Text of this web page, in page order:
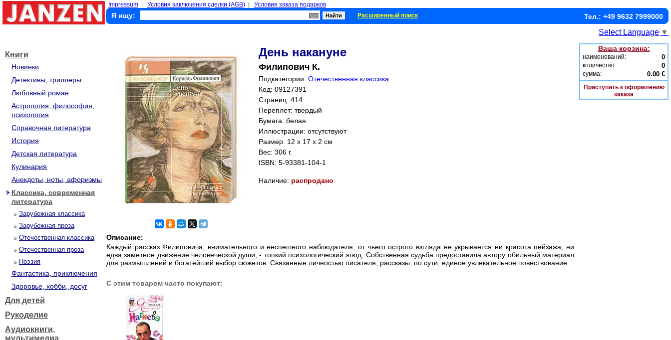
Impressum Условия заключения сделки (AGB) Условия заказа подарков
Я ищу: Расширенный поиск Тел.: +49 9632 7999000
Select Language ▼
Книги
Новинки
Детективы, триллеры
Любовный роман
Астрология, философия,
психология
Справочная литература
История
Детская литература
Кулинария
Анекдоты, ноты, афоризмы
Классика, современная
литература
Зарубежная классика
Зарубежная проза
Отечественная классика
Отечественная проза
Поэзия
Фантастика, приключения
Здоровье, хобби, досуг
Для детей
Рукоделие
Аудиокниги,
мультимедиа
День накануне
Филипович К.
Подкатегории: Отечественная классика
Код: 09127391
Страниц: 414
Переплет: твердый
Бумага: белая
Иллюстрации: отсутствуют
Размер: 12 x 17 x 2 см
Вес: 306 г.
ISBN: 5-93381-104-1
Наличие: распродано
Описание:
Каждый рассказ Филиповича, внимательного и неспешного наблюдателя, от чьего острого взгляда не укрывается ни красота пейзажа, ни
едва заметное движение человеческой души, - топкий психологический этюд. Собственная судьба предоставила автору обильный материал
для размышлений и богатейший выбор сюжетов. Связанные личностью писателя, рассказы, по сути, единое увлекательное повествование.
С этим товаром часто покупают:
Ваша корзина:
наименований: 0
количество: 0
сумма: 0.00 €
Приступить к оформлению
заказа